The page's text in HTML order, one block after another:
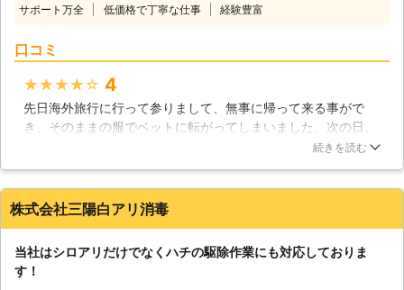
たち「エスクラス」は、そんな衛生害
発が懸念されている衛生害虫が、トコ
ジラミ（南京虫）です。古くから日本
に存在した衛生害虫ですが、有効な殺
虫剤が普及したことでほとんど見られ
なくなりました。しかし交通機関の発
薬剤への耐性を身に着けた「スーパー
ナンキンムシ」の登場により、都市部
サポート万全 低価格で丁寧な仕事 経験豊富
口コミ
★★★★★ 4
先日海外旅行に行って参りまして、無事に帰って来る事がで
き、そのままの服でベットに転がってしまいました。次の日、
朝起きたら足が真っ赤になりすごい痒みに襲われました。皮膚
すぐにエスクラスさんに連絡して部屋全体を駆除してもらいま
した。原因はやはり海外から南京虫を家の中に移してしまった
とをお勧めします。
続きを読む
株式会社三陽白アリ消毒
当社はシロアリだけでなくハチの駆除作業にも対応しておりま
す！